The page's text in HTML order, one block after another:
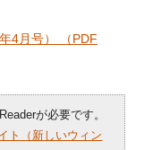
4月号） （PDF
が必要です。
ト（新しいウィン